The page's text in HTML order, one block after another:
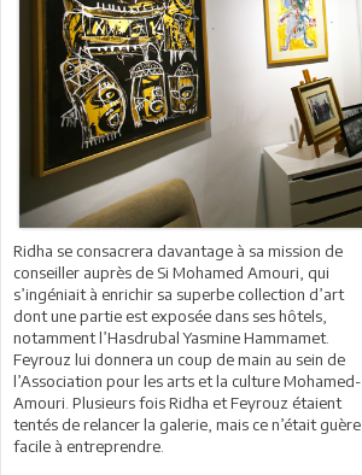
Ridha se consacrera davantage à sa mission de
conseiller auprès de Si Mohamed Amouri, qui
s’ingéniait à enrichir sa superbe collection d’art
dont une partie est exposée dans ses hôtels,
notamment l’Hasdrubal Yasmine Hammamet.
Feyrouz lui donnera un coup de main au sein de
l’Association pour les arts et la culture Mohamed-
Amouri. Plusieurs fois Ridha et Feyrouz étaient
tentés de relancer la galerie, mais ce n’était guère
facile à entreprendre.